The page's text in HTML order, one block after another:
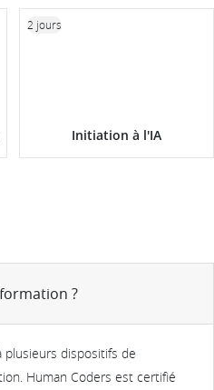
Initiation à l'IA
2 jours
?
plusieurs dispositifs de
Human Coders est certifié